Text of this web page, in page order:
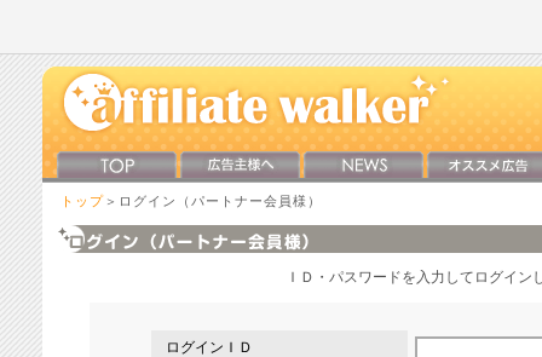
トップ ＞ログイン（パートナー会員様）
ＩＤ・パスワードを入力してログイン
ログインＩＤ